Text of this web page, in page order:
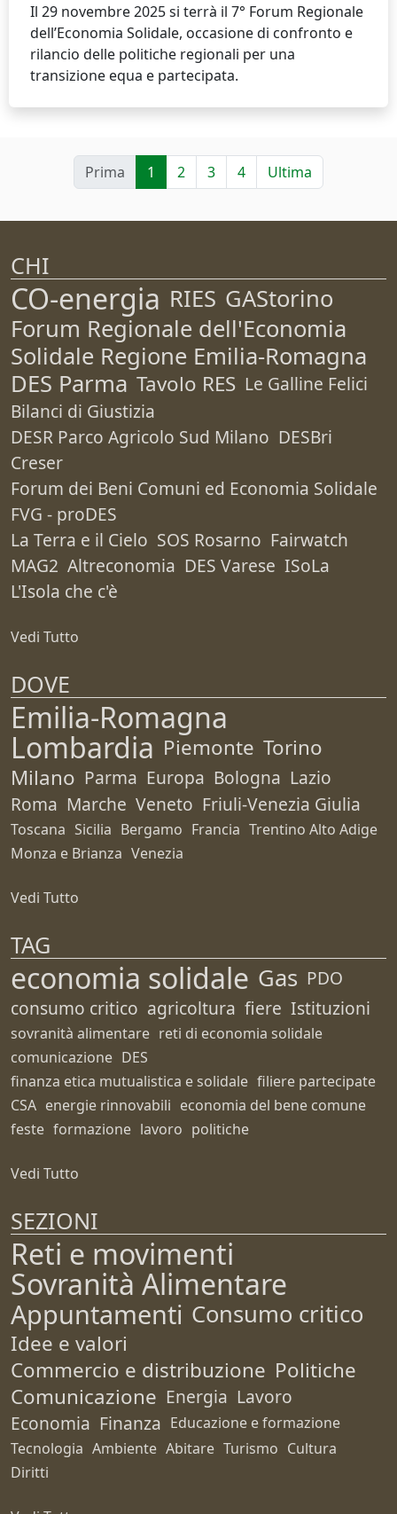
Il 29 novembre 2025 si terrà il 7° Forum Regionale
dell’Economia Solidale, occasione di confronto e
rilancio delle politiche regionali per una
transizione equa e partecipata.
Prima 1 2 3 4 Ultima
CHI
CO-energia RIES GAStorino
Forum Regionale dell'Economia
Solidale Regione Emilia-Romagna
DES Parma Tavolo RES Le Galline Felici
Bilanci di Giustizia
DESR Parco Agricolo Sud Milano DESBri
Creser
Forum dei Beni Comuni ed Economia Solidale
FVG - proDES
La Terra e il Cielo SOS Rosarno Fairwatch
MAG2 Altreconomia DES Varese ISoLa
L'Isola che c'è
Vedi Tutto
DOVE
Emilia-Romagna
Lombardia Piemonte Torino
Milano Parma Europa Bologna Lazio
Roma Marche Veneto Friuli-Venezia Giulia
Toscana Sicilia Bergamo Francia Trentino Alto Adige
Monza e Brianza Venezia
Vedi Tutto
TAG
economia solidale Gas PDO
consumo critico agricoltura fiere Istituzioni
sovranità alimentare reti di economia solidale
comunicazione DES
finanza etica mutualistica e solidale filiere partecipate
CSA energie rinnovabili economia del bene comune
feste formazione lavoro politiche
Vedi Tutto
SEZIONI
Reti e movimenti
Sovranità Alimentare
Appuntamenti Consumo critico
Idee e valori
Commercio e distribuzione Politiche
Comunicazione Energia Lavoro
Economia Finanza Educazione e formazione
Tecnologia Ambiente Abitare Turismo Cultura
Diritti